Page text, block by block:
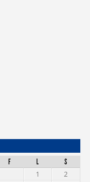
F L
S
1
2